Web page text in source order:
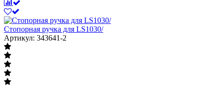
Стопорная ручка для LS1030/
Артикул: 343641-2